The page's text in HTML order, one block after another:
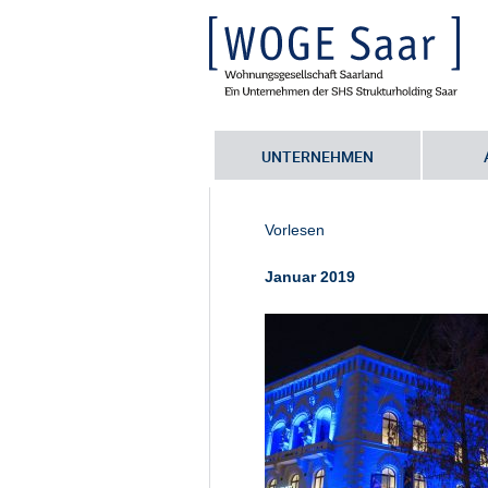
UNTERNEHMEN
Sie befinden sich hier:
Europagalerie
Vorlesen
Januar 2019